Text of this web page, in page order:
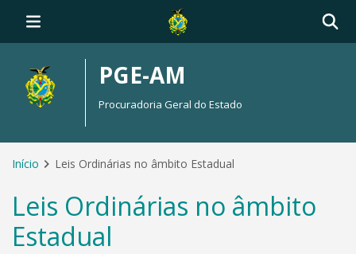
PGE-AM
Procuradoria Geral do Estado
Início Leis Ordinárias no âmbito Estadual
Leis Ordinárias no âmbito
Estadual